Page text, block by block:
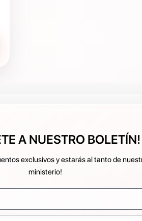
A NUESTRO BOLETÍN!
exclusivos y estarás al tanto de
ministerio!